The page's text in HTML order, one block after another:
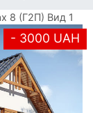
8 (Г2П) Вид 1
- 3000 UAH